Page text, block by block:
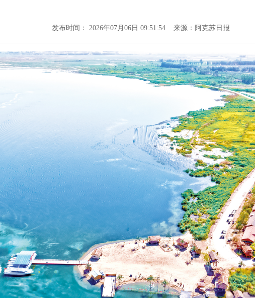
发布时间： 2026年07月06日 09:51:54 来源：阿克苏日报